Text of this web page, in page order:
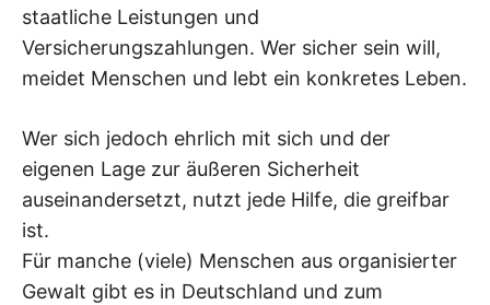
staatliche Leistungen und
Versicherungszahlungen. Wer sicher sein will,
meidet Menschen und lebt ein konkretes Leben.
Wer sich jedoch ehrlich mit sich und der
eigenen Lage zur äußeren Sicherheit
auseinandersetzt, nutzt jede Hilfe, die greifbar
ist.
Für manche (viele) Menschen aus organisierter
Gewalt gibt es in Deutschland und zum